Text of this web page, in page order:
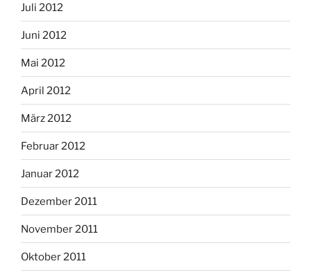
Juli 2012
Juni 2012
Mai 2012
April 2012
März 2012
Februar 2012
Januar 2012
Dezember 2011
November 2011
Oktober 2011